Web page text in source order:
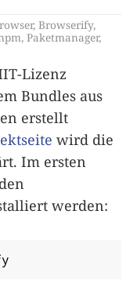
, Browserify,
, Paketmanager,
Lizenz
Bundles aus
erstellt
wird die
Im ersten
werden: